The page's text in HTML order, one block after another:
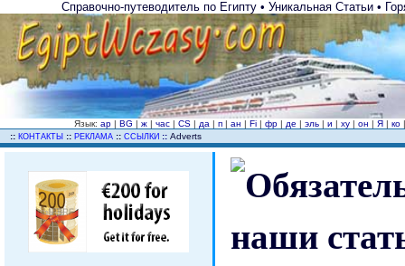
Справочно-путеводитель по Египту • Уникальная Статьи •
Язык:ар |BG |ж |час |CS | да |п |ан |Fi |фр | де |эль |и |ху |он |Я |ко
:: КОНТАКТЫ :: РЕКЛАМА :: ССЫЛКИ :: Adverts